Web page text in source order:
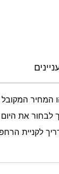
המחיר המקובל
לבחור את היום
לקניית